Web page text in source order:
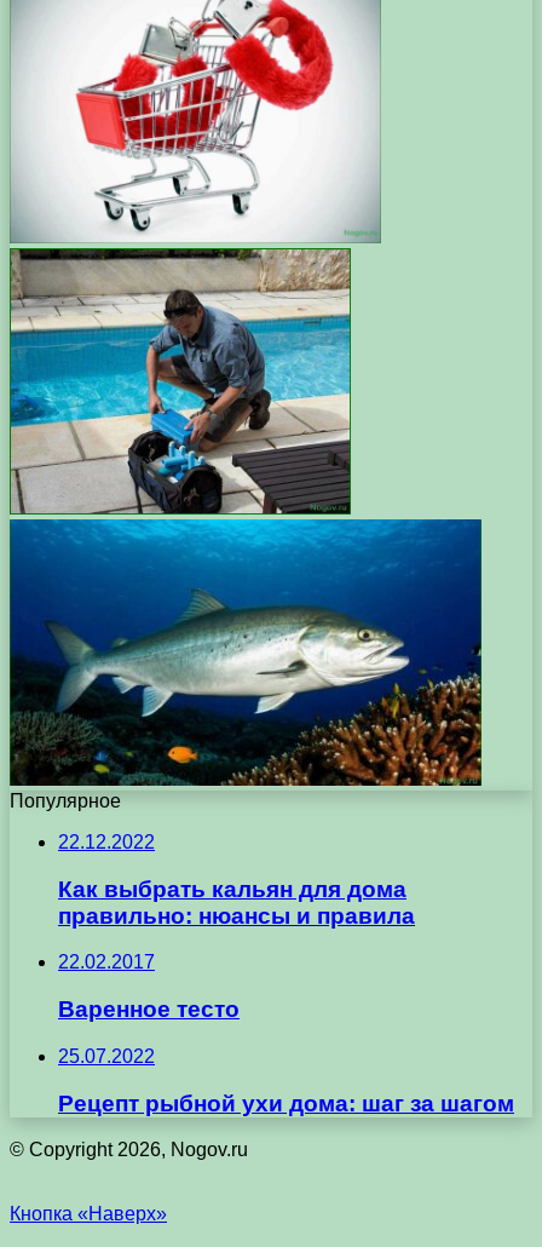
Популярное
22.12.2022
Как выбрать кальян для дома
правильно: нюансы и правила
22.02.2017
Варенное тесто
25.07.2022
Рецепт рыбной ухи дома: шаг за шагом
© Copyright 2026, Nogov.ru
Кнопка «Наверх»